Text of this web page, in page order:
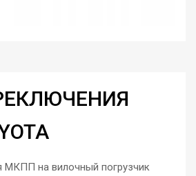
МКПП на вилочный погрузчик